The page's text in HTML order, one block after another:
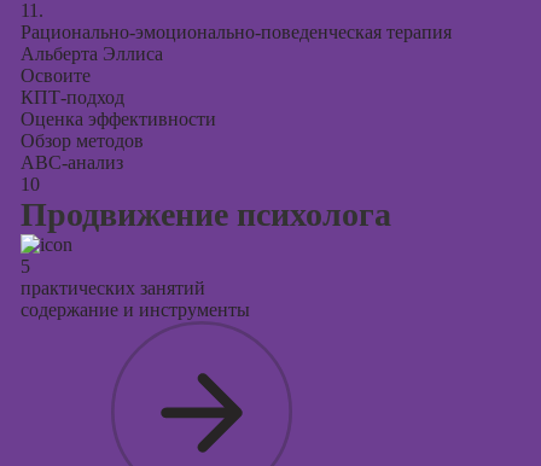
11.
Рационально-эмоционально-поведенческая терапия
Альберта Эллиса
Освоите
КПТ-подход
Оценка эффективности
Обзор методов
ABC-анализ
10
Продвижение психолога
5
практических занятий
содержание и инструменты